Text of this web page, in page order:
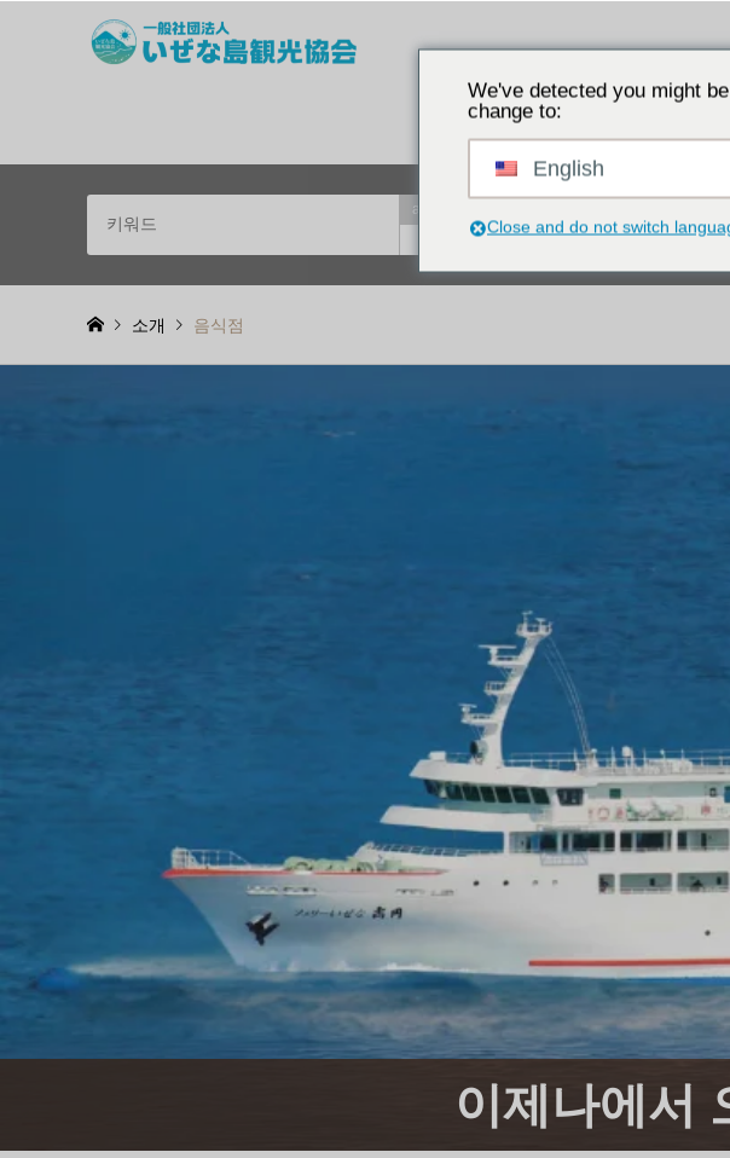
오키나와의 역사를 탐험하고 탐구하는 외딴
and
특징에서 선택
소개 음식점
이제나에서
We've detected you might
change to:
English
Close and do not switch